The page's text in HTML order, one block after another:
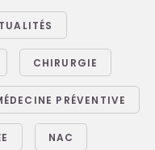
CHIRURGIE
PRÉVENTIVE
NAC